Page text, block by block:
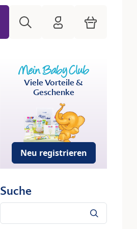
HiPP Mein Babyclub
Warenkorb
Viele Vorteile &
Geschenke
Neu registrieren
Suche